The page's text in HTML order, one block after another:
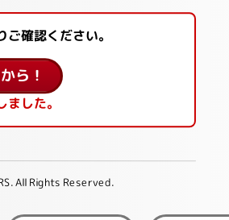
確認ください。
ら！
した。
All Rights Reserved.